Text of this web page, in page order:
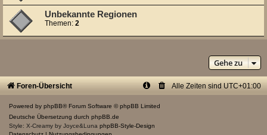
Unbekannte Regionen
Themen: 2
Gehe zu
Foren-Übersicht Alle Zeiten sind UTC+01:00
Powered by phpBB® Forum Software © phpBB Limited
Deutsche Übersetzung durch phpBB.de
Style: X-Creamy by Joyce&Luna phpBB-Style-Design